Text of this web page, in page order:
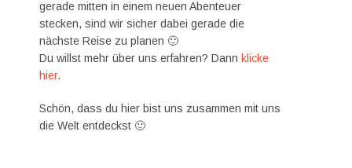
gerade mitten in einem neuen Abenteuer
stecken, sind wir sicher dabei gerade die
nächste Reise zu planen 🙂
Du willst mehr über uns erfahren? Dann klicke
hier.
Schön, dass du hier bist uns zusammen mit uns
die Welt entdeckst 🙂